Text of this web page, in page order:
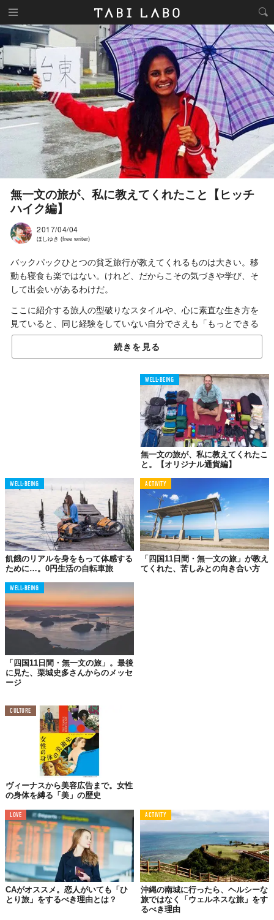
無一文の旅が、私に教えてくれたこと【ヒッチ
ハイク編】
2017/04/04
ほしゆき (free writer)
バックパックひとつの貧乏旅行が教えてくれるものは大きい。移
動も寝食も楽ではない。けれど、だからこその気づきや学び、そ
して出会いがあるわけだ。
ここに紹介する旅人の型破りなスタイルや、心に素直な生き方を
見ていると、同じ経験をしていない自分でさえも「もっとできる
ことがある！」と、ついその気にさせられる。
3人の旅人のストーリーをめぐる『無一文の旅が、私に教えてくれ
、まずは【ヒッチハイク編】からどうぞ。
仕事でお金を手にするほど、
Rhinal Patel（映像ディレクター）
イギリス人女性のRhinal Patel さんはロンドン在住、映画制作ディ
リーをはじめ、ハリウッド女優らと仕事をするうちに、生活には
困らないだけの十分な収入を得るようになっていた。
ところが仕事が忙しくなるにつれて、人生に違和感を抱くように
なったという。自分も、周りの人たちも、「人生をお金で考える
ようになってしまった」と。そのことが彼女の心に窮屈さと虚し
さをもたらしていった。
このままではいけない…彼女は、自分の人生を取り戻すための旅
に出ることを決意した。
Rhinalのギモン：
お金に囚われない人生とは、
どういうものか？
続きを見る
WELL-BEING
無一文の旅が、私に教えてくれたこ
と。【オリジナル通貨編】
WELL-BEING
飢餓のリアルを身をもって体感する
ために…。0円生活の自転車旅
ACTIVITY
「四国11日間・無一文の旅」が教え
てくれた、苦しみとの向き合い方
WELL-BEING
「四国11日間・無一文の旅」。最後
に見た、栗城史多さんからのメッセ
ージ
CULTURE
ヴィーナスから美容広告まで。女性
の身体を縛る「美」の歴史
LOVE
CAがオススメ。恋人がいても「ひ
とり旅」をするべき理由とは？
ACTIVITY
沖縄の南城に行ったら、ヘルシーな
旅ではなく「ウェルネスな旅」をす
るべき理由